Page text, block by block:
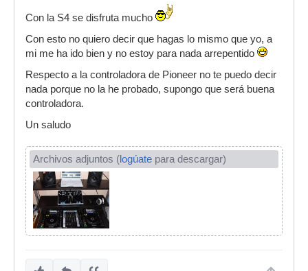
Con la S4 se disfruta mucho
Con esto no quiero decir que hagas lo mismo que yo, a
mi me ha ido bien y no estoy para nada arrepentido
Respecto a la controladora de Pioneer no te puedo decir
nada porque no la he probado, supongo que será buena
controladora.
Un saludo
Archivos adjuntos (logúate para descargar)